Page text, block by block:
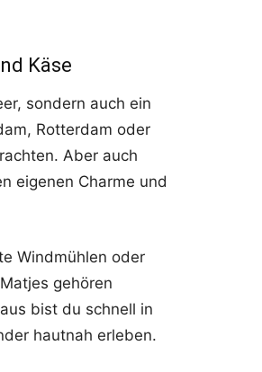
Käse
sondern auch ein
Rotterdam oder
Aber auch
eigenen Charme und
Windmühlen oder
gehören
bist du schnell in
hautnah erleben.